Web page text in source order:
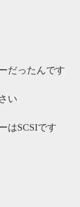
だったんです
い
はSCSIです